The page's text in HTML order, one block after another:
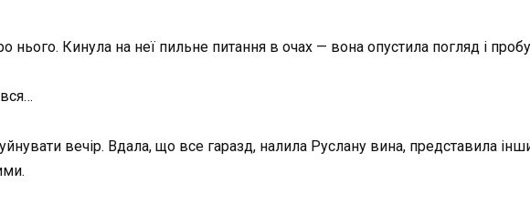
Кинула на неї пильне питання в очах — вона опустила погляд і
вечір. Вдала, що все гаразд, налила Руслану вина, представила